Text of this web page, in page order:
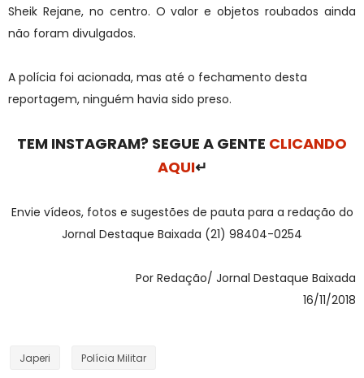
Sheik Rejane, no centro. O valor e objetos roubados ainda
não foram divulgados.
A polícia foi acionada, mas até o fechamento desta
reportagem, ninguém havia sido preso.
TEM INSTAGRAM? SEGUE A GENTE CLICANDO
AQUI↵
Envie vídeos, fotos e sugestões de pauta para a redação do
Jornal Destaque Baixada (21) 98404-0254
Por Redação/ Jornal Destaque Baixada
16/11/2018
Japeri Polícia Militar